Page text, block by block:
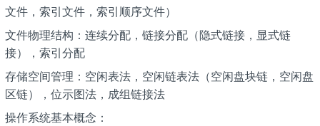
文件，索引文件，索引顺序文件）
文件物理结构：连续分配，链接分配（隐式链接，显式链
接），索引分配
存储空间管理：空闲表法，空闲链表法（空闲盘块链，空闲盘
区链），位示图法，成组链接法
操作系统基本概念：